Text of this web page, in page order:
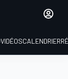
VIDÉOSCALENDRIER